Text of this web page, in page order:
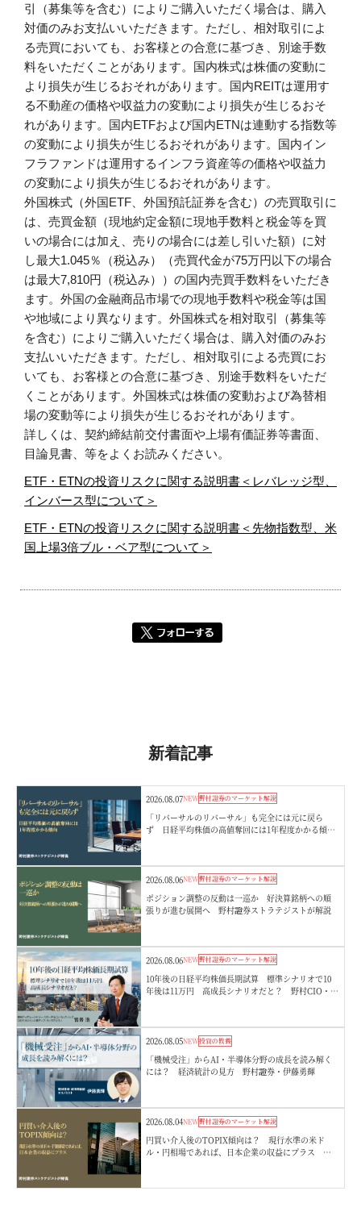
引（募集等を含む）によりご購入いただく場合は、購入
対価のみお支払いいただきます。ただし、相対取引によ
る売買においても、お客様との合意に基づき、別途手数
料をいただくことがあります。国内株式は株価の変動に
より損失が生じるおそれがあります。国内REITは運用す
る不動産の価格や収益力の変動により損失が生じるおそ
れがあります。国内ETFおよび国内ETNは連動する指数等
の変動により損失が生じるおそれがあります。国内イン
フラファンドは運用するインフラ資産等の価格や収益力
の変動により損失が生じるおそれがあります。
外国株式（外国ETF、外国預託証券を含む）の売買取引に
は、売買金額（現地約定金額に現地手数料と税金等を買
いの場合には加え、売りの場合には差し引いた額）に対
し最大1.045％（税込み）（売買代金が75万円以下の場合
は最大7,810円（税込み））の国内売買手数料をいただき
ます。外国の金融商品市場での現地手数料や税金等は国
や地域により異なります。外国株式を相対取引（募集等
を含む）によりご購入いただく場合は、購入対価のみお
支払いいただきます。ただし、相対取引による売買にお
いても、お客様との合意に基づき、別途手数料をいただ
くことがあります。外国株式は株価の変動および為替相
場の変動等により損失が生じるおそれがあります。
詳しくは、契約締結前交付書面や上場有価証券等書面、
目論見書、等をよくお読みください。
ETF・ETNの投資リスクに関する説明書＜レバレッジ型、
インバース型について＞
ETF・ETNの投資リスクに関する説明書＜先物指数型、米
国上場3倍ブル・ベア型について＞
新着記事
2026.08.07NEW野村證券のマーケット解説
「リバーサルのリバーサル」も完全には元に戻ら
ず 日経平均株価の高値奪回には1年程度かかる傾
2026.08.06NEW野村證券のマーケット解説
ポジション調整の反動は一巡か 好決算銘柄への順
張りが進む展開へ 野村證券ストラテジストが解説
2026.08.06NEW野村證券のマーケット解説
10年後の日経平均株価長期試算 標準シナリオで10
年後は11万円 高成長シナリオだと？ 野村CIO・宮
2026.08.05NEW投資の教養
「機械受注」からAI・半導体分野の成長を読み解く
には？ 経済統計の見方 野村證券・伊藤勇輝
2026.08.04NEW野村證券のマーケット解説
円買い介入後のTOPIX傾向は？ 現行水準の米ド
ル・円相場であれば、日本企業の収益にプラス 野